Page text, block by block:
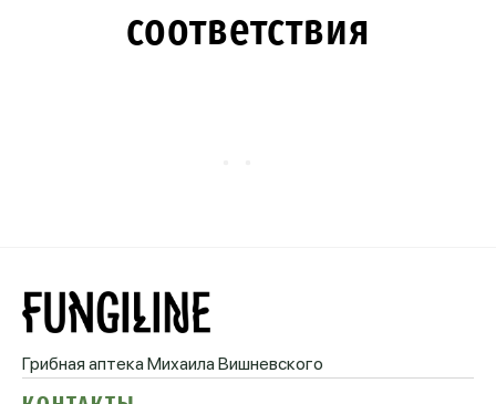
соответствия
Грибная аптека Михаила Вишневского